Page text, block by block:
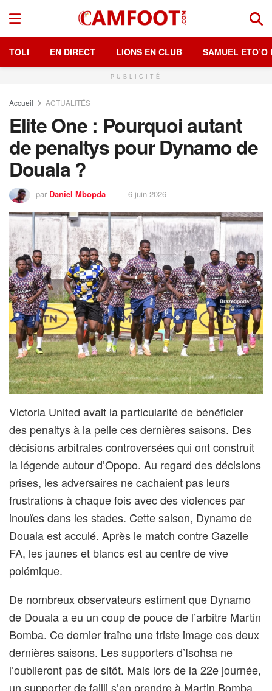
TOLI EN DIRECT LIONS EN CLUB SAMUEL ETO’O
PUBLICITÉ
Accueil ACTUALITÉS
Elite One : Pourquoi autant
de penaltys pour Dynamo de
Douala ?
par Daniel Mbopda 6 juin 2026
Victoria United avait la particularité de bénéficier
des penaltys à la pelle ces dernières saisons. Des
décisions arbitrales controversées qui ont construit
la légende autour d’Opopo. Au regard des décisions
prises, les adversaires ne cachaient pas leurs
frustrations à chaque fois avec des violences par
inouïes dans les stades. Cette saison, Dynamo de
Douala est acculé. Après le match contre Gazelle
FA, les jaunes et blancs est au centre de vive
polémique.
De nombreux observateurs estiment que Dynamo
de Douala a eu un coup de pouce de l’arbitre Martin
Bomba. Ce dernier traîne une triste image ces deux
dernières saisons. Les supporters d’Isohsa ne
l’oublieront pas de sitôt. Mais lors de la 22e journée,
un supporter de failli s’en prendre à Martin Bomba.